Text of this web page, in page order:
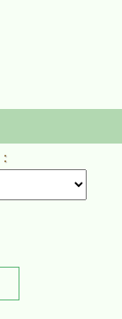
ッチング
文字と蜘蛛が
ク加工が施し
プレゼントに